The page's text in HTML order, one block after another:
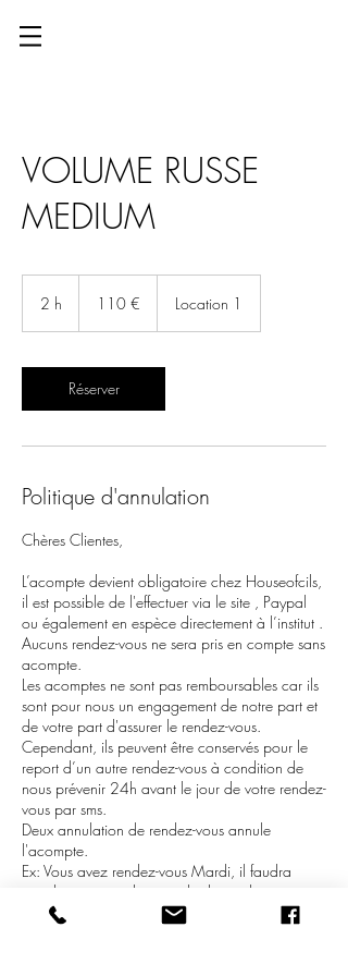
VOLUME RUSSE
MEDIUM
2 h 110 € Location 1
Réserver
Politique d'annulation
Chères Clientes,
L’acompte devient obligatoire chez Houseofcils,
il est possible de l'effectuer via le site , Paypal
ou également en espèce directement à l’institut .
Aucuns rendez-vous ne sera pris en compte sans
acompte.
Les acomptes ne sont pas remboursables car ils
sont pour nous un engagement de notre part et
de votre part d'assurer le rendez-vous.
Cependant, ils peuvent être conservés pour le
report d’un autre rendez-vous à condition de
nous prévenir 24h avant le jour de votre rendez-
vous par sms.
Deux annulation de rendez-vous annule
l'acompte.
Ex: Vous avez rendez-vous Mardi, il faudra
annuler votre rendez-vous le dimanche avant
19h.